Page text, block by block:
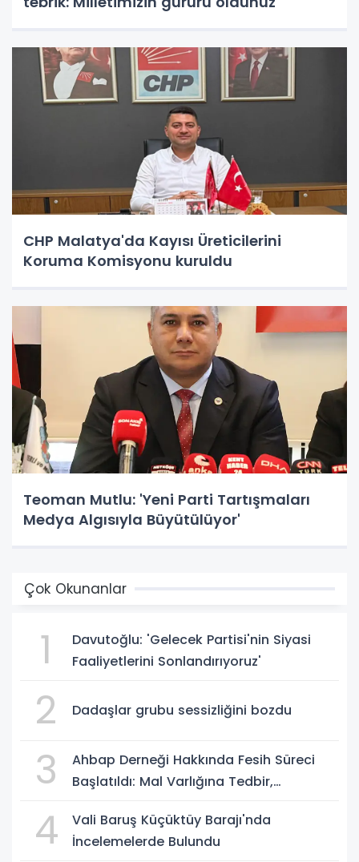
CHP Malatya'da Kayısı Üreticilerini
Koruma Komisyonu kuruldu
Teoman Mutlu: 'Yeni Parti Tartışmaları
Medya Algısıyla Büyütülüyor'
Çok Okunanlar
1
Davutoğlu: 'Gelecek Partisi'nin Siyasi
Faaliyetlerini Sonlandırıyoruz'
2 Dadaşlar grubu sessizliğini bozdu
3
Ahbap Derneği Hakkında Fesih Süreci
Başlatıldı: Mal Varlığına Tedbir,
4
Vali Baruş Küçüktüy Barajı'nda
İncelemelerde Bulundu